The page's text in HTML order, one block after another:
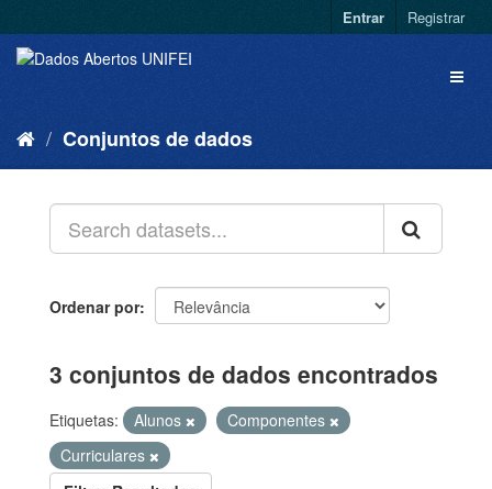
Entrar Registrar
Conjuntos de dados
Ordenar por
3 conjuntos de dados encontrados
Etiquetas: Alunos
Componentes
Curriculares